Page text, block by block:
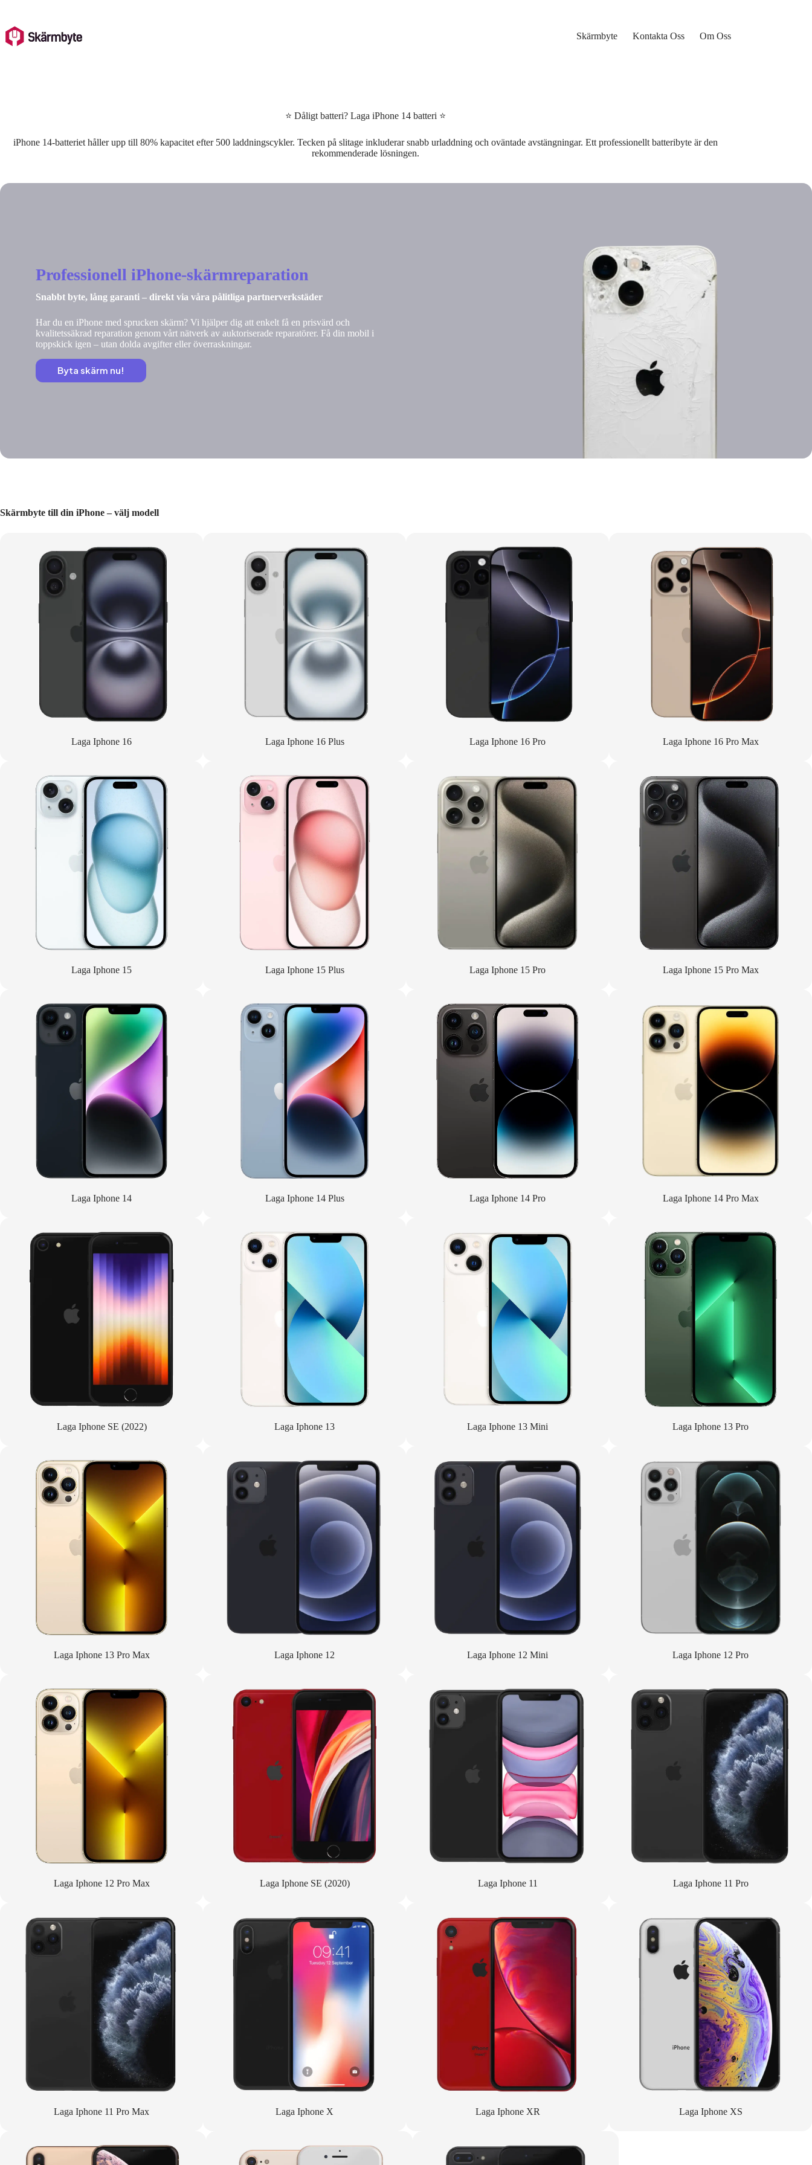
content
Skärmbyte
Kontakta Oss Om Oss
⭐ Dåligt batteri? Laga iPhone 14 batteri ⭐
iPhone 14-batteriet håller upp till 80% kapacitet efter 500 laddningscykler. Tecken på slitage inkluderar snabb urladdning och oväntade avstängningar. Ett professionellt batteribyte är den
rekommenderade lösningen.
Professionell iPhone-skärmreparation
Snabbt byte, lång garanti – direkt via våra pålitliga partnerverkstäder
Har du en iPhone med sprucken skärm? Vi hjälper dig att enkelt få en prisvärd och
kvalitetssäkrad reparation genom vårt nätverk av auktoriserade reparatörer. Få din mobil i
toppskick igen – utan dolda avgifter eller överraskningar.
Byta skärm nu!
Skärmbyte till din iPhone – välj modell
Laga Iphone 16 Laga Iphone 16 Plus Laga Iphone 16 Pro Laga Iphone 16 Pro Max
Laga Iphone 15 Laga Iphone 15 Plus Laga Iphone 15 Pro Laga Iphone 15 Pro Max
Laga Iphone 14 Laga Iphone 14 Plus Laga Iphone 14 Pro Laga Iphone 14 Pro Max
Laga Iphone SE (2022) Laga Iphone 13 Laga Iphone 13 Mini Laga Iphone 13 Pro
Laga Iphone 13 Pro Max Laga Iphone 12 Laga Iphone 12 Mini Laga Iphone 12 Pro
Laga Iphone 12 Pro Max Laga Iphone SE (2020) Laga Iphone 11 Laga Iphone 11 Pro
Laga Iphone 11 Pro Max Laga Iphone X Laga Iphone XR Laga Iphone XS